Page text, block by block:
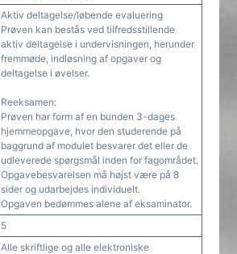
Aktiv deltagelse/løbende evaluering
Prøven kan bestås ved tilfredsstillende
aktiv deltagelse i undervisningen, herunder
fremmøde, indløsning af opgaver og
deltagelse i øvelser.
Reeksamen:
Prøven har form af en bunden 3-dages
hjemmeopgave, hvor den studerende på
baggrund af modulet besvarer det eller de
udleverede spørgsmål inden for fagområdet.
Opgavebesvarelsen må højst være på 8
sider og udarbejdes individuelt.
Opgaven bedømmes alene af eksaminator.
5
Alle skriftlige og alle elektroniske